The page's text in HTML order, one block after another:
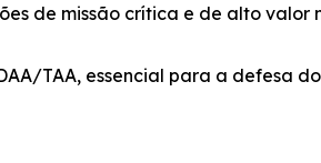
de missão crítica e de alto valor
TAA, essencial para a defesa